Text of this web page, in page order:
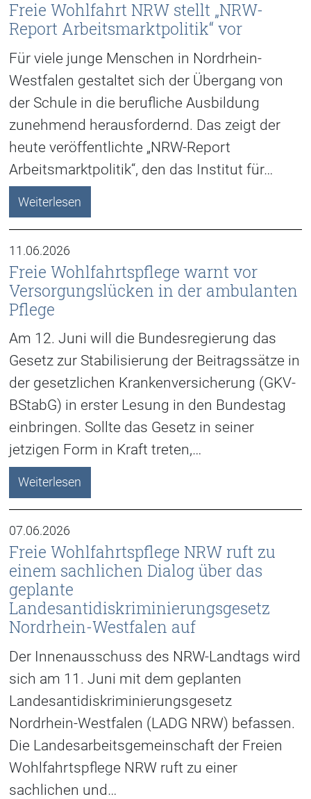
Freie Wohlfahrt NRW stellt „NRW-
Report Arbeitsmarktpolitik“ vor
Für viele junge Menschen in Nordrhein-
Westfalen gestaltet sich der Übergang von
der Schule in die berufliche Ausbildung
zunehmend herausfordernd. Das zeigt der
heute veröffentlichte „NRW-Report
Arbeitsmarktpolitik“, den das Institut für…
Weiterlesen
11.06.2026
Freie Wohlfahrtspflege warnt vor
Versorgungslücken in der ambulanten
Pflege
Am 12. Juni will die Bundesregierung das
Gesetz zur Stabilisierung der Beitragssätze in
der gesetzlichen Krankenversicherung (GKV-
BStabG) in erster Lesung in den Bundestag
einbringen. Sollte das Gesetz in seiner
jetzigen Form in Kraft treten,…
Weiterlesen
07.06.2026
Freie Wohlfahrtspflege NRW ruft zu
einem sachlichen Dialog über das
geplante
Landesantidiskriminierungsgesetz
Nordrhein-Westfalen auf
Der Innenausschuss des NRW-Landtags wird
sich am 11. Juni mit dem geplanten
Landesantidiskriminierungsgesetz
Nordrhein-Westfalen (LADG NRW) befassen.
Die Landesarbeitsgemeinschaft der Freien
Wohlfahrtspflege NRW ruft zu einer
sachlichen und…